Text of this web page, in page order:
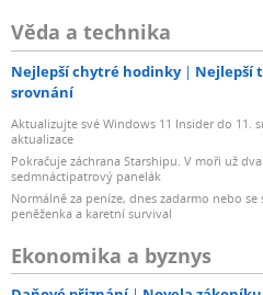
Věda a technika
Nejlepší chytré hodinky Nejlepší
srovnání
Aktualizujte své Windows 11 Insider do 11.
aktualizace
Pokračuje záchrana Starshipu. V moři už
sedmnáctipatrový panelák
Normálně za peníze, dnes zadarmo nebo
peněženka a karetní survival
Ekonomika a byznys